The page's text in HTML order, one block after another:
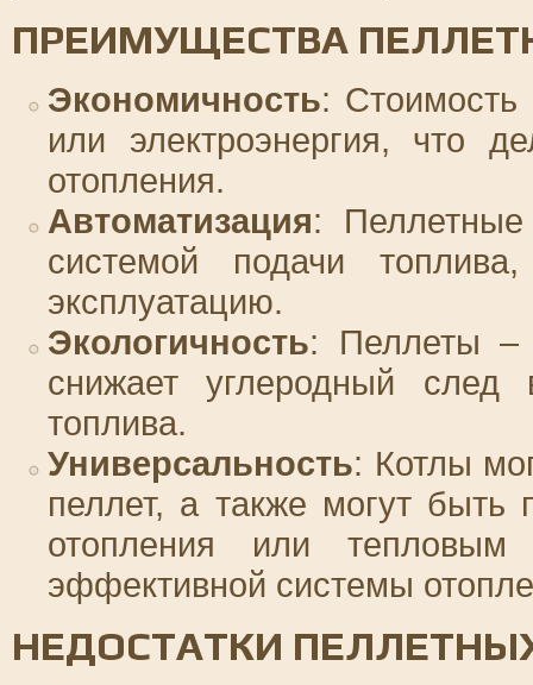
ПРЕИМУЩЕСТВА
Экономичность: Стоимость
или электроэнергия, что
отопления.
Автоматизация: Пеллетные
системой подачи
эксплуатацию.
Экологичность: Пеллеты –
снижает углеродный
топлива.
Универсальность: Котлы
пеллет, а также могут быть
отопления или
эффективной системы
НЕДОСТАТКИ